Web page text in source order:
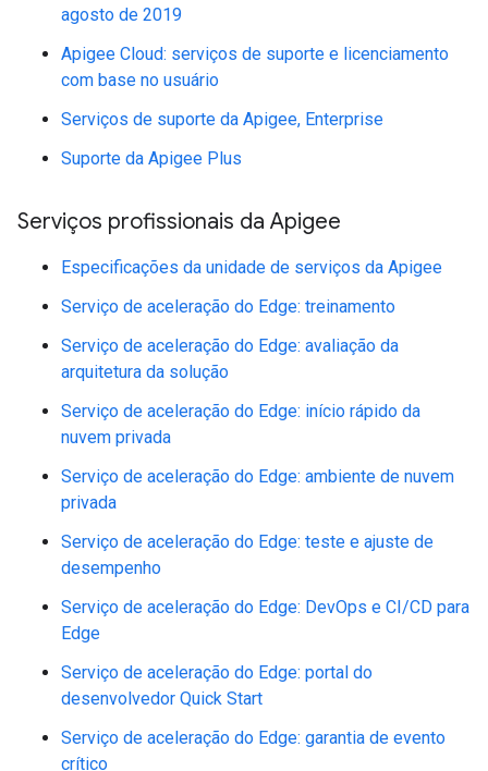
agosto de 2019
Apigee Cloud: serviços de suporte e licenciamento
com base no usuário
Serviços de suporte da Apigee, Enterprise
Suporte da Apigee Plus
Serviços profissionais da Apigee
Especificações da unidade de serviços da Apigee
Serviço de aceleração do Edge: treinamento
Serviço de aceleração do Edge: avaliação da
arquitetura da solução
Serviço de aceleração do Edge: início rápido da
nuvem privada
Serviço de aceleração do Edge: ambiente de nuvem
privada
Serviço de aceleração do Edge: teste e ajuste de
desempenho
Serviço de aceleração do Edge: DevOps e CI/CD para
Edge
Serviço de aceleração do Edge: portal do
desenvolvedor Quick Start
Serviço de aceleração do Edge: garantia de evento
crítico